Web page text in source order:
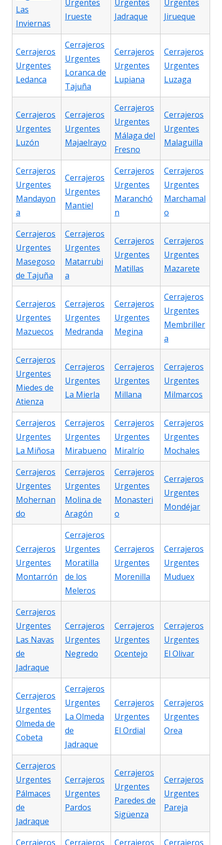
Las
Inviernas
Urgentes
Irueste
Urgentes
Jadraque
Urgentes
Jirueque
Cerrajeros
Urgentes
Ledanca
Cerrajeros
Urgentes
Loranca de
Tajuña
Cerrajeros
Urgentes
Lupiana
Cerrajeros
Urgentes
Luzaga
Cerrajeros
Urgentes
Luzón
Cerrajeros
Urgentes
Majaelrayo
Cerrajeros
Urgentes
Málaga del
Fresno
Cerrajeros
Urgentes
Malaguilla
Cerrajeros
Urgentes
Mandayon
a
Cerrajeros
Urgentes
Mantiel
Cerrajeros
Urgentes
Maranchó
n
Cerrajeros
Urgentes
Marchamal
o
Cerrajeros
Urgentes
Masegoso
de Tajuña
Cerrajeros
Urgentes
Matarrubi
a
Cerrajeros
Urgentes
Matillas
Cerrajeros
Urgentes
Mazarete
Cerrajeros
Urgentes
Mazuecos
Cerrajeros
Urgentes
Medranda
Cerrajeros
Urgentes
Megina
Cerrajeros
Urgentes
Membriller
a
Cerrajeros
Urgentes
Miedes de
Atienza
Cerrajeros
Urgentes
La Mierla
Cerrajeros
Urgentes
Millana
Cerrajeros
Urgentes
Milmarcos
Cerrajeros
Urgentes
La Miñosa
Cerrajeros
Urgentes
Mirabueno
Cerrajeros
Urgentes
Miralrío
Cerrajeros
Urgentes
Mochales
Cerrajeros
Urgentes
Mohernan
do
Cerrajeros
Urgentes
Molina de
Aragón
Cerrajeros
Urgentes
Monasteri
o
Cerrajeros
Urgentes
Mondéjar
Cerrajeros
Urgentes
Montarrón
Cerrajeros
Urgentes
Moratilla
de los
Meleros
Cerrajeros
Urgentes
Morenilla
Cerrajeros
Urgentes
Muduex
Cerrajeros
Urgentes
Las Navas
de
Jadraque
Cerrajeros
Urgentes
Negredo
Cerrajeros
Urgentes
Ocentejo
Cerrajeros
Urgentes
El Olivar
Cerrajeros
Urgentes
Olmeda de
Cobeta
Cerrajeros
Urgentes
La Olmeda
de
Jadraque
Cerrajeros
Urgentes
El Ordial
Cerrajeros
Urgentes
Orea
Cerrajeros
Urgentes
Pálmaces
de
Jadraque
Cerrajeros
Urgentes
Pardos
Cerrajeros
Urgentes
Paredes de
Sigüenza
Cerrajeros
Urgentes
Pareja
Cerrajeros Cerrajeros Cerrajeros Cerrajeros